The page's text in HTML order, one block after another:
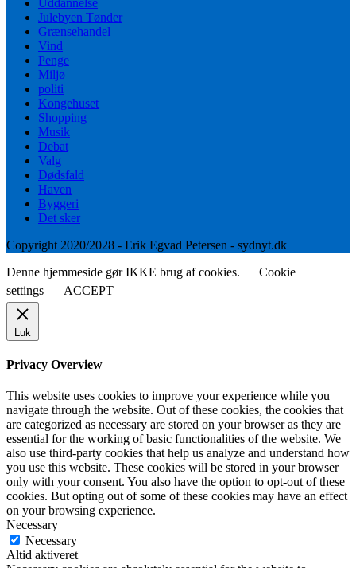
Julebyen Tønder
Grænsehandel
Vind
Penge
Miljø
politi
Kongehuset
Shopping
Musik
Debat
Valg
Dødsfald
Haven
Byggeri
Det sker
Copyright 2020/2028 - Erik Egvad Petersen - sydnyt.dk
Denne hjemmeside gør IKKE brug af cookies.
Cookie
settings
ACCEPT
Luk
Privacy Overview
This website uses cookies to improve your experience while you
navigate through the website. Out of these cookies, the cookies that
are categorized as necessary are stored on your browser as they are
essential for the working of basic functionalities of the website. We
also use third-party cookies that help us analyze and understand how
you use this website. These cookies will be stored in your browser
only with your consent. You also have the option to opt-out of these
cookies. But opting out of some of these cookies may have an effect
on your browsing experience.
Necessary
Necessary
Altid aktiveret